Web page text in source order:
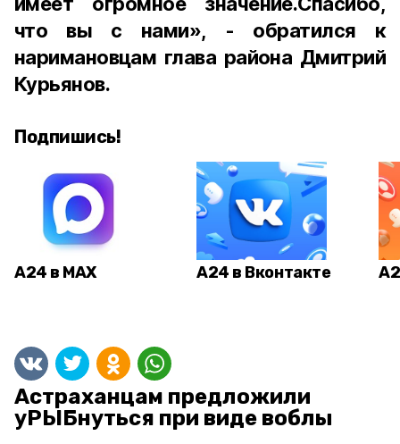
что вы с нами», - обратился к
наримановцам глава района Дмитрий
Курьянов.
Подпишись!
А24 в MAX А24 в Вконтакте
Астраханцам предложили
уРЫБнуться при виде воблы